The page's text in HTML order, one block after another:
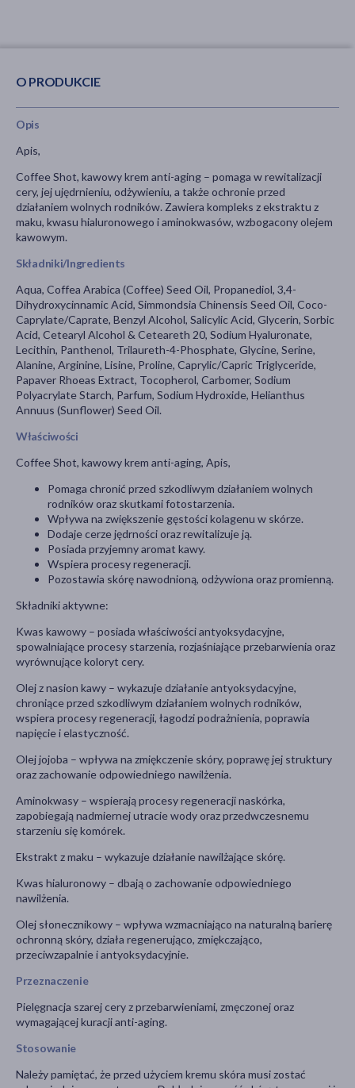
O PRODUKCIE
Opis
Apis,
Coffee Shot, kawowy krem anti-aging – pomaga w rewitalizacji
cery, jej ujędrnieniu, odżywieniu, a także ochronie przed
działaniem wolnych rodników. Zawiera kompleks z ekstraktu z
maku, kwasu hialuronowego i aminokwasów, wzbogacony olejem
kawowym.
Składniki/Ingredients
Aqua, Coffea Arabica (Coffee) Seed Oil, Propanediol, 3,4-
Dihydroxycinnamic Acid, Simmondsia Chinensis Seed Oil, Coco-
Caprylate/Caprate, Benzyl Alcohol, Salicylic Acid, Glycerin, Sorbic
Acid, Cetearyl Alcohol & Ceteareth 20, Sodium Hyaluronate,
Lecithin, Panthenol, Trilaureth-4-Phosphate, Glycine, Serine,
Alanine, Arginine, Lisine, Proline, Caprylic/Capric Triglyceride,
Papaver Rhoeas Extract, Tocopherol, Carbomer, Sodium
Polyacrylate Starch, Parfum, Sodium Hydroxide, Helianthus
Annuus (Sunflower) Seed Oil.
Właściwości
Coffee Shot, kawowy krem anti-aging, Apis,
Pomaga chronić przed szkodliwym działaniem wolnych
rodników oraz skutkami fotostarzenia.
Wpływa na zwiększenie gęstości kolagenu w skórze.
Dodaje cerze jędrności oraz rewitalizuje ją.
Posiada przyjemny aromat kawy.
Wspiera procesy regeneracji.
Pozostawia skórę nawodnioną, odżywiona oraz promienną.
Składniki aktywne:
Kwas kawowy – posiada właściwości antyoksydacyjne,
spowalniające procesy starzenia, rozjaśniające przebarwienia oraz
wyrównujące koloryt cery.
Olej z nasion kawy – wykazuje działanie antyoksydacyjne,
chroniące przed szkodliwym działaniem wolnych rodników,
wspiera procesy regeneracji, łagodzi podrażnienia, poprawia
napięcie i elastyczność.
Olej jojoba – wpływa na zmiękczenie skóry, poprawę jej struktury
oraz zachowanie odpowiedniego nawilżenia.
Aminokwasy – wspierają procesy regeneracji naskórka,
zapobiegają nadmiernej utracie wody oraz przedwczesnemu
starzeniu się komórek.
Ekstrakt z maku – wykazuje działanie nawilżające skórę.
Kwas hialuronowy – dbają o zachowanie odpowiedniego
nawilżenia.
Olej słonecznikowy – wpływa wzmacniająco na naturalną barierę
ochronną skóry, działa regenerująco, zmiękczająco,
przeciwzapalnie i antyoksydacyjnie.
Przeznaczenie
Pielęgnacja szarej cery z przebarwieniami, zmęczonej oraz
wymagającej kuracji anti-aging.
Stosowanie
Należy pamiętać, że przed użyciem kremu skóra musi zostać